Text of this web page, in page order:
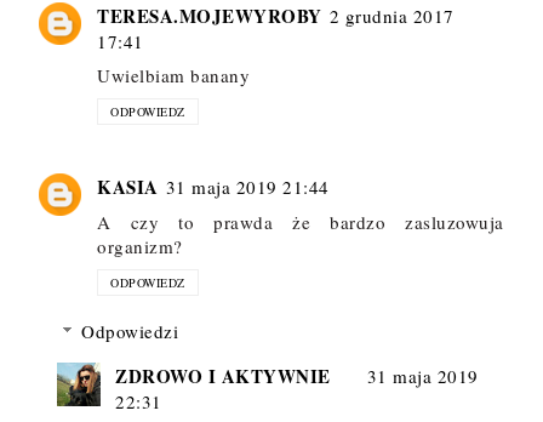
TERESA.MOJEWYROBY 2 grudnia 2017
17:41
Uwielbiam banany
ODPOWIEDZ
KASIA 31 maja 2019 21:44
A czy to prawda że bardzo zasluzowuja
organizm?
ODPOWIEDZ
Odpowiedzi
ZDROWO I AKTYWNIE
31 maja 2019
22:31